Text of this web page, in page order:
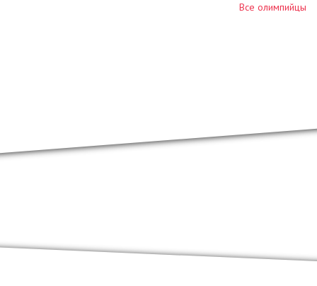
Все олимпийцы